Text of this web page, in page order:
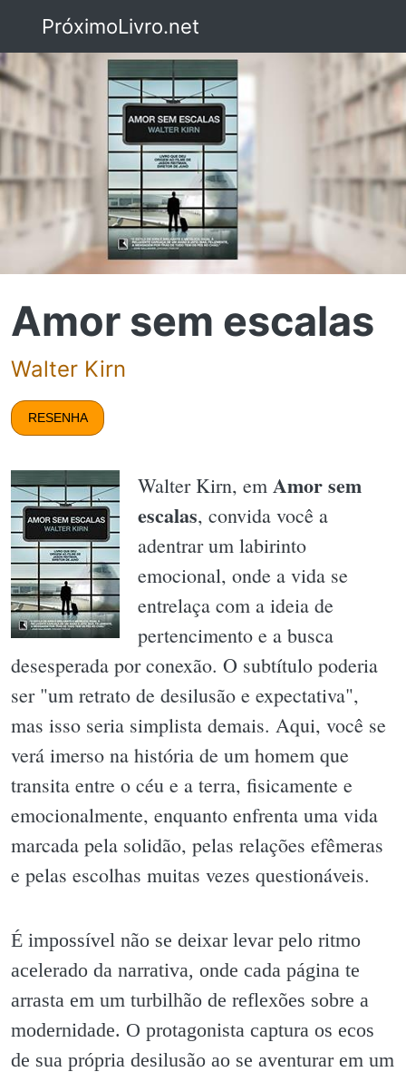
PróximoLivro.net
Amor sem escalas
Walter Kirn
RESENHA
Walter Kirn, em Amor sem
escalas, convida você a
adentrar um labirinto
emocional, onde a vida se
entrelaça com a ideia de
pertencimento e a busca
desesperada por conexão. O subtítulo poderia
ser "um retrato de desilusão e expectativa",
mas isso seria simplista demais. Aqui, você se
verá imerso na história de um homem que
transita entre o céu e a terra, fisicamente e
emocionalmente, enquanto enfrenta uma vida
marcada pela solidão, pelas relações efêmeras
e pelas escolhas muitas vezes questionáveis.
É impossível não se deixar levar pelo ritmo
acelerado da narrativa, onde cada página te
arrasta em um turbilhão de reflexões sobre a
modernidade. O protagonista captura os ecos
de sua própria desilusão ao se aventurar em um